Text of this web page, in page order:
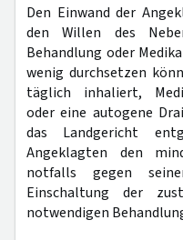
Den Einwand der
den Willen des
Behandlung oder
wenig durchsetzen
täglich inhaliert,
oder eine autogene
das Landgericht
Angeklagten den
notfalls gegen
Einschaltung der
notwendigen